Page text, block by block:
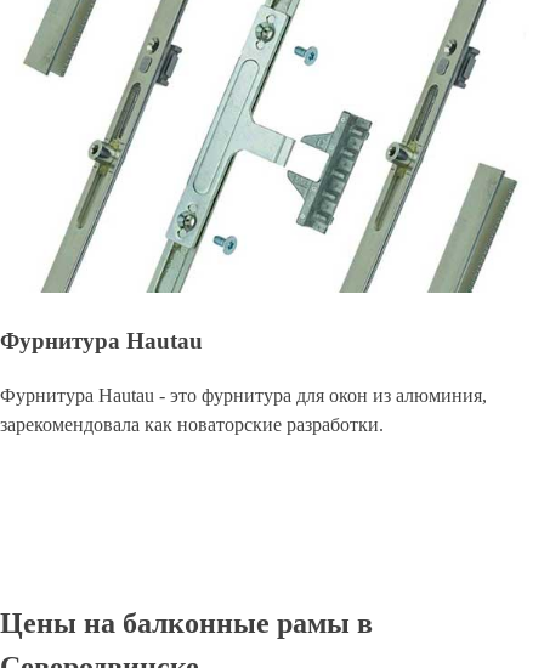
Фурнитура Hautau
Фурнитура Hautau - это фурнитура для окон из алюминия,
зарекомендовала как новаторские разработки.
Цены на балконные рамы в